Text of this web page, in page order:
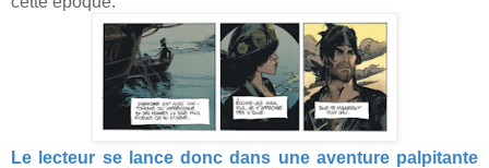
Le lecteur se lance donc dans une aventure palpitante